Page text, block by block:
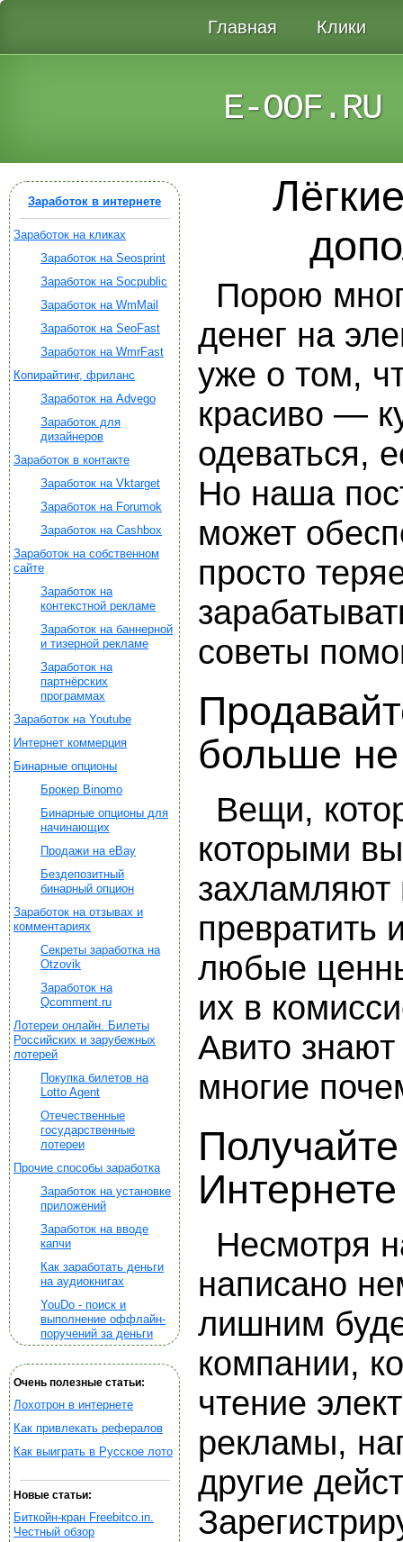
Главная Клики
E-OOF.RU
Заработок в интернете
Заработок на кликах
Заработок на Seosprint
Заработок на Socpublic
Заработок на WmMail
Заработок на SeoFast
Заработок на WmrFast
Копирайтинг, фриланс
Заработок на Advego
Заработок для
дизайнеров
Заработок в контакте
Заработок на Vktarget
Заработок на Forumok
Заработок на Cashbox
Заработок на собственном
сайте
Заработок на
контекстной рекламе
Заработок на баннерной
и тизерной рекламе
Заработок на
партнёрских
программах
Заработок на Youtube
Интернет коммерция
Бинарные опционы
Брокер Binomo
Бинарные опционы для
начинающих
Продажи на eBay
Бездепозитный
бинарный опцион
Заработок на отзывах и
комментариях
Секреты заработка на
Otzovik
Заработок на
Qcomment.ru
Лотереи онлайн. Билеты
Российских и зарубежных
лотерей
Покупка билетов на
Lotto Agent
Отечественные
государственные
лотереи
Прочие способы заработка
Заработок на установке
приложений
Заработок на вводе
капчи
Как заработать деньги
на аудиокнигах
YouDo - поиск и
выполнение оффлайн-
поручений за деньги
Очень полезные статьи:
Лохотрон в интернете
Как привлекать рефералов
Как выиграть в Русское лото
Новые статьи:
Биткойн-кран Freebitco.in.
Честный обзор
Порою
денег на
уже о том,
красиво —
одеваться,
Но наша
может
просто
советы
больше
Вещи,
которыми
превратить
любые
их в
Авито
многие
Интернете
Несмотря
написано
лишним
компании,
чтение
рекламы,
другие